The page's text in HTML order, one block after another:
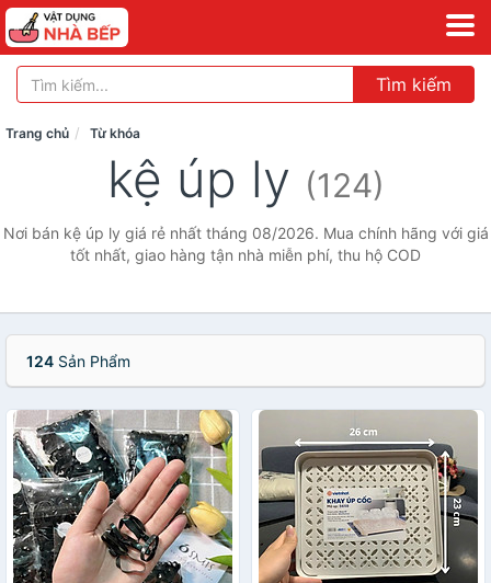
Tìm kiếm
Trang chủ Từ khóa
kệ úp ly (124)
Nơi bán kệ úp ly giá rẻ nhất tháng 08/2026. Mua chính hãng với giá
tốt nhất, giao hàng tận nhà miễn phí, thu hộ COD
124 Sản Phẩm